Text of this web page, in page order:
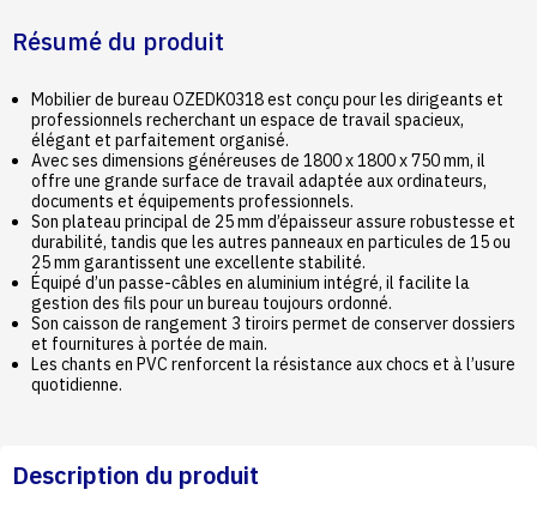
Résumé du produit
Mobilier de bureau OZEDK0318 est conçu pour les dirigeants et
professionnels recherchant un espace de travail spacieux,
élégant et parfaitement organisé.
Avec ses dimensions généreuses de 1800 x 1800 x 750 mm, il
offre une grande surface de travail adaptée aux ordinateurs,
documents et équipements professionnels.
Son plateau principal de 25 mm d’épaisseur assure robustesse et
durabilité, tandis que les autres panneaux en particules de 15 ou
25 mm garantissent une excellente stabilité.
Équipé d’un passe-câbles en aluminium intégré, il facilite la
gestion des fils pour un bureau toujours ordonné.
Son caisson de rangement 3 tiroirs permet de conserver dossiers
et fournitures à portée de main.
Les chants en PVC renforcent la résistance aux chocs et à l’usure
quotidienne.
Description du produit